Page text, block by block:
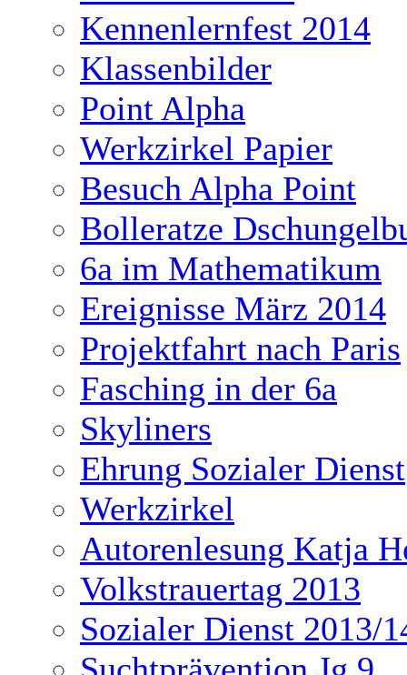
Kennenlernfest 2014
Klassenbilder
Point Alpha
Werkzirkel Papier
Besuch Alpha Point
Bolleratze
6a im Mathematikum
Ereignisse März 2014
Projektfahrt nach Paris
Fasching in der 6a
Skyliners
Ehrung Sozialer Dienst
Werkzirkel
Autorenlesung Katja
Volkstrauertag 2013
Sozialer Dienst 2013/